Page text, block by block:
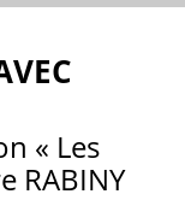
« Les
RABINY